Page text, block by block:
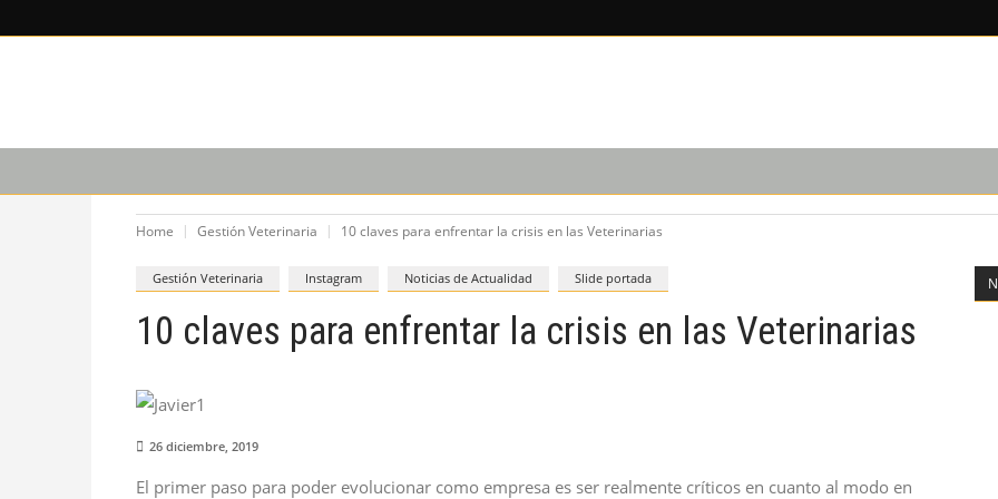
Home Gestión Veterinaria 10 claves para enfrentar la crisis en las Veterinarias
Gestión Veterinaria Instagram Noticias de Actualidad Slide portada
10 claves para enfrentar la crisis en las Veterinarias
26 diciembre, 2019
El primer paso para poder evolucionar como empresa es ser realmente críticos en cuanto al modo en